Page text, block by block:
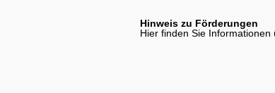
Hinweis zu Förderungen
Hier finden Sie